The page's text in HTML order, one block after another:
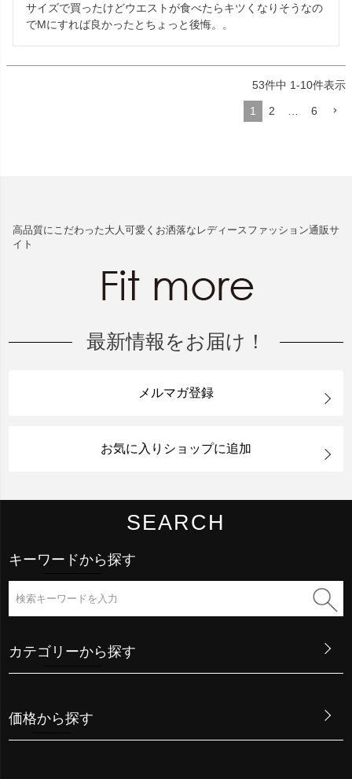
サイズで買ったけどウエストが食べたらキツくなりそうなの
でMにすれば良かったとちょっと後悔。。
53件中 1-10件表示
1 2 6
高品質にこだわった大人可愛くお洒落なレディースファッション通販サ
イト
最新情報をお届け！
メルマガ登録
お気に入りショップに追加
SEARCH
キーワードから探す
カテゴリーから探す
価格から探す